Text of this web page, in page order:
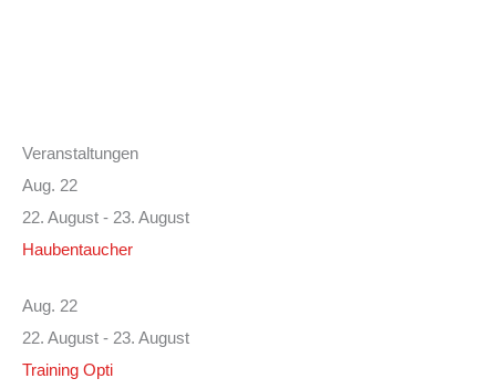
Veranstaltungen
Aug. 22
22. August - 23. August
Haubentaucher
Aug. 22
22. August - 23. August
Training Opti